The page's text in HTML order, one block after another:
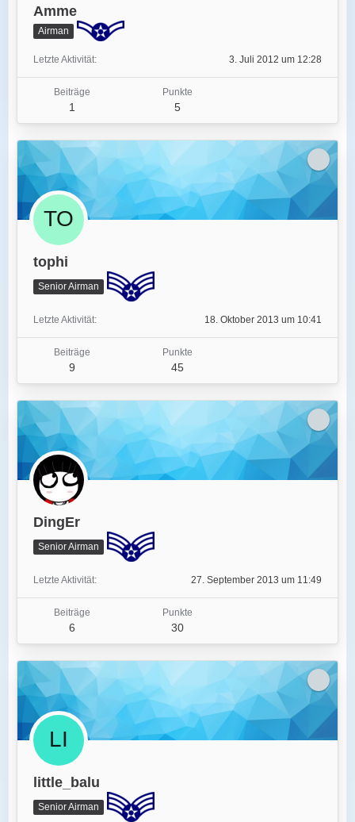
Amme
Airman
Letzte Aktivität 3. Juli 2012 um 12:28
Beiträge
1
Punkte
5
tophi
Senior Airman
Letzte Aktivität 18. Oktober 2013 um 10:41
Beiträge
9
Punkte
45
DingEr
Senior Airman
Letzte Aktivität 27. September 2013 um 11:49
Beiträge
6
Punkte
30
little_balu
Senior Airman